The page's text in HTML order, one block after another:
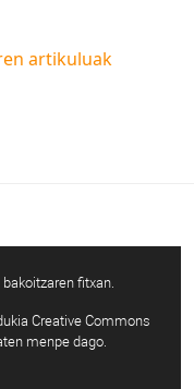
artikuluak
fitxan.
Creative Commons
menpe dago.